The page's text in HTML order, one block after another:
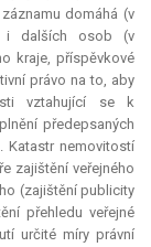
domáhá (v
i dalších osob (v
kraje, příspěvkové
právo na to, aby
vztahující se k
předepsaných
Katastr nemovitostí
zajištění veřejného
(zajištění publicity
přehledu veřejné
určité míry právní